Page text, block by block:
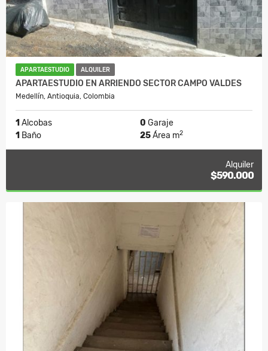
APARTAESTUDIO ALQUILER
APARTAESTUDIO EN ARRIENDO SECTOR CAMPO VALDES
Medellín, Antioquia, Colombia
1 Alcobas 0 Garaje
1 Baño 25Área m2
Alquiler
$590.000